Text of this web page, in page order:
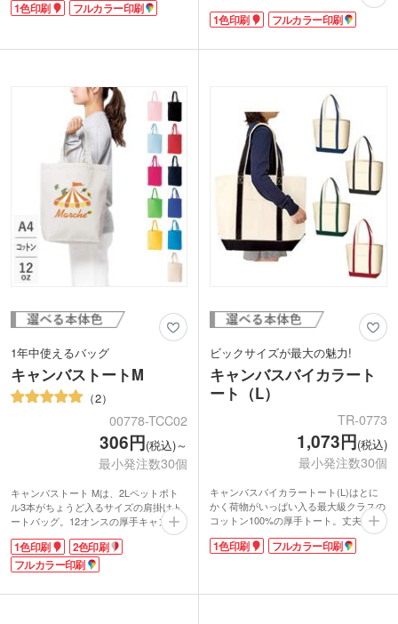
風合いと、シックな色合いが楽しめるバ
イベント・展示会のイメージカラーにあ
ナルエコバッグを小ロットで制作可能で
1色印刷 フルカラー印刷
ートフォンやICカードなどよく使う小物
アイテムの収納に便利です。中央のポケ
どいいサイズ感。底マチが広く、2Lのペ
ロゴなどを名入れすれば、オリジナルの
バッグが製作できます。ライブグッズと
して、ペンライトやうちわといった定番
アイテムを入れるのにもピッタリ!大き
めながらリーズナブルなお値段なのも嬉
しいポイントです。
1色印刷 フルカラー印刷
1年中使えるバッグ
キャンバストートM
2
00778-TCC02
306円(税込)～
最小発注数30個
キャンバストート Mは、2Lペットボト
ル3本がちょうど入るサイズの肩掛けト
ートバッグ。12オンスの厚手キャンバス
生地で、耐久性もバッチリ。中身が透け
て見えることがありません。A4までの
テキストは折らずに持ち運べ、習い事の
カラーは定番色からカラフル色まで12種
1色印刷
2色印刷
フルカラー印刷
ビックサイズが最大の魅力!
キャンバスバイカラート
ート（L）
TR-0773
1,073円(税込)
最小発注数30個
キャンバスバイカラートート(L)はとに
かく荷物がいっぱい入る最大級クラスの
コットン100%の厚手トート。丈夫な生
地なのに軽いのが自慢で荷物がたっぷり
入る大容量サイズだからスーパーでのま
で使いやすさが人気の商品です。
1色印刷 フルカラー印刷